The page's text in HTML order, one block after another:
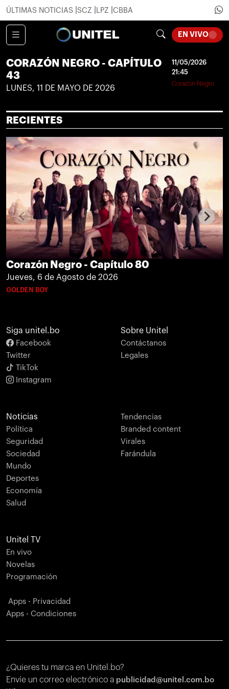
ÚLTIMAS NOTICIAS SCZ LPZ CBBA
EN VIVO
CORAZÓN NEGRO - CAPÍTULO
43
LUNES, 11 DE MAYO DE 2026
11/05/2026
21:45
Corazón Negro
RECIENTES
Corazón Negro - Capítulo 80
Jueves, 6 de Agosto de 2026
GOLDEN BOY
Siga unitel.bo
Facebook
Twitter
TikTok
Instagram
Sobre Unitel
Contáctanos
Legales
Noticias
Política
Seguridad
Sociedad
Mundo
Deportes
Economía
Salud
Tendencias
Branded content
Virales
Farándula
Unitel TV
En vivo
Novelas
Programación
Apps - Privacidad
Apps - Condiciones
¿Quieres tu marca en Unitel.bo?
Envíe un correo electrónico a publicidad@unitel.com.bo